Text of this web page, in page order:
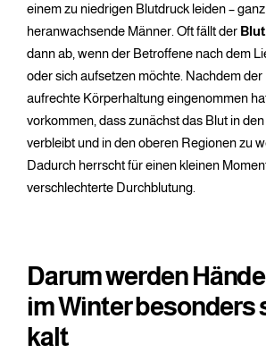
einem zu niedrigen Blutdruck leiden –
heranwachsende Männer. Oft fällt der
dann ab, wenn der Betroffene nach dem
oder sich aufsetzen möchte. Nachdem
aufrechte Körperhaltung eingenommen
vorkommen, dass zunächst das Blut in
verbleibt und in den oberen Regionen zu
Dadurch herrscht für einen kleinen
verschlechterte Durchblutung.
Darum werden
im Winter besonders
kalt